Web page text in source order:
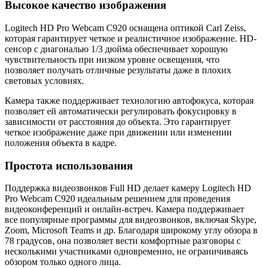
Высокое качество изображения
Logitech HD Pro Webcam C920 оснащена оптикой Carl Zeiss,
которая гарантирует четкое и реалистичное изображение. HD-
сенсор с диагональю 1/3 дюйма обеспечивает хорошую
чувствительность при низком уровне освещения, что
позволяет получать отличные результаты даже в плохих
световых условиях.
Камера также поддерживает технологию автофокуса, которая
позволяет ей автоматически регулировать фокусировку в
зависимости от расстояния до объекта. Это гарантирует
четкое изображение даже при движении или изменении
положения объекта в кадре.
Простота использования
Поддержка видеозвонков Full HD делает камеру Logitech HD
Pro Webcam C920 идеальным решением для проведения
видеоконференций и онлайн-встреч. Камера поддерживает
все популярные программы для видеозвонков, включая Skype,
Zoom, Microsoft Teams и др. Благодаря широкому углу обзора в
78 градусов, она позволяет вести комфортные разговоры с
несколькими участниками одновременно, не ограничиваясь
обзором только одного лица.